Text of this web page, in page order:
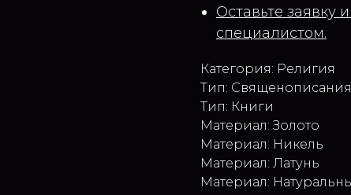
Оставьте заявку
специалистом.
Категория: Религия
Тип: Священописания
Тип: Книги
Материал: Золото
Материал: Никель
Материал: Латунь
Материал: